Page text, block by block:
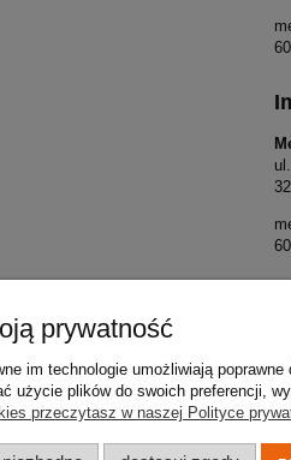
Moje konto
Twoje
Ustawienia
prywatność
im technologie umożliwiają
użycie plików do swoich preferencji,
przeczytasz w naszej Polityce